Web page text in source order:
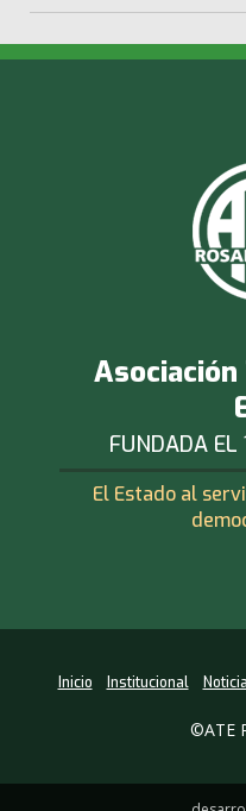
FUNDADA EL
El Estado al
Inicio Institucional
©ATE